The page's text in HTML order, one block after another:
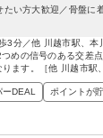
たい方大歓迎／骨盤に
3分／他 川越市駅、本
めの信号のある交差
ます。［他 川越市駅
ーDEAL ポイントが